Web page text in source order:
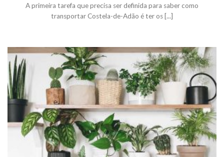
A primeira tarefa que precisa ser definida para saber como
transportar Costela-de-Adão é ter os [...]